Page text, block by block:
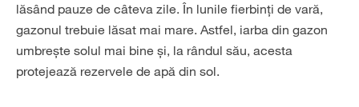
lăsând pauze de câteva zile. În lunile fierbinți de vară,
gazonul trebuie lăsat mai mare. Astfel, iarba din gazon
umbrește solul mai bine și, la rândul său, acesta
protejează rezervele de apă din sol.